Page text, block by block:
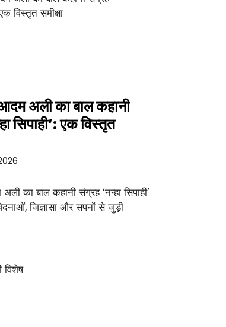
अली का बाल कहानी
सिपाही’: एक विस्तृत
का बाल कहानी संग्रह ‘नन्हा सिपाही’
जिज्ञासा और सपनों से जुड़ी